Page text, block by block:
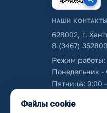
НАШИ КОНТАКТЫ
628002, г.
8 (3467) 352800
Режим работы:
Понедельник -
Пятница: 9:00
Файлы cookie